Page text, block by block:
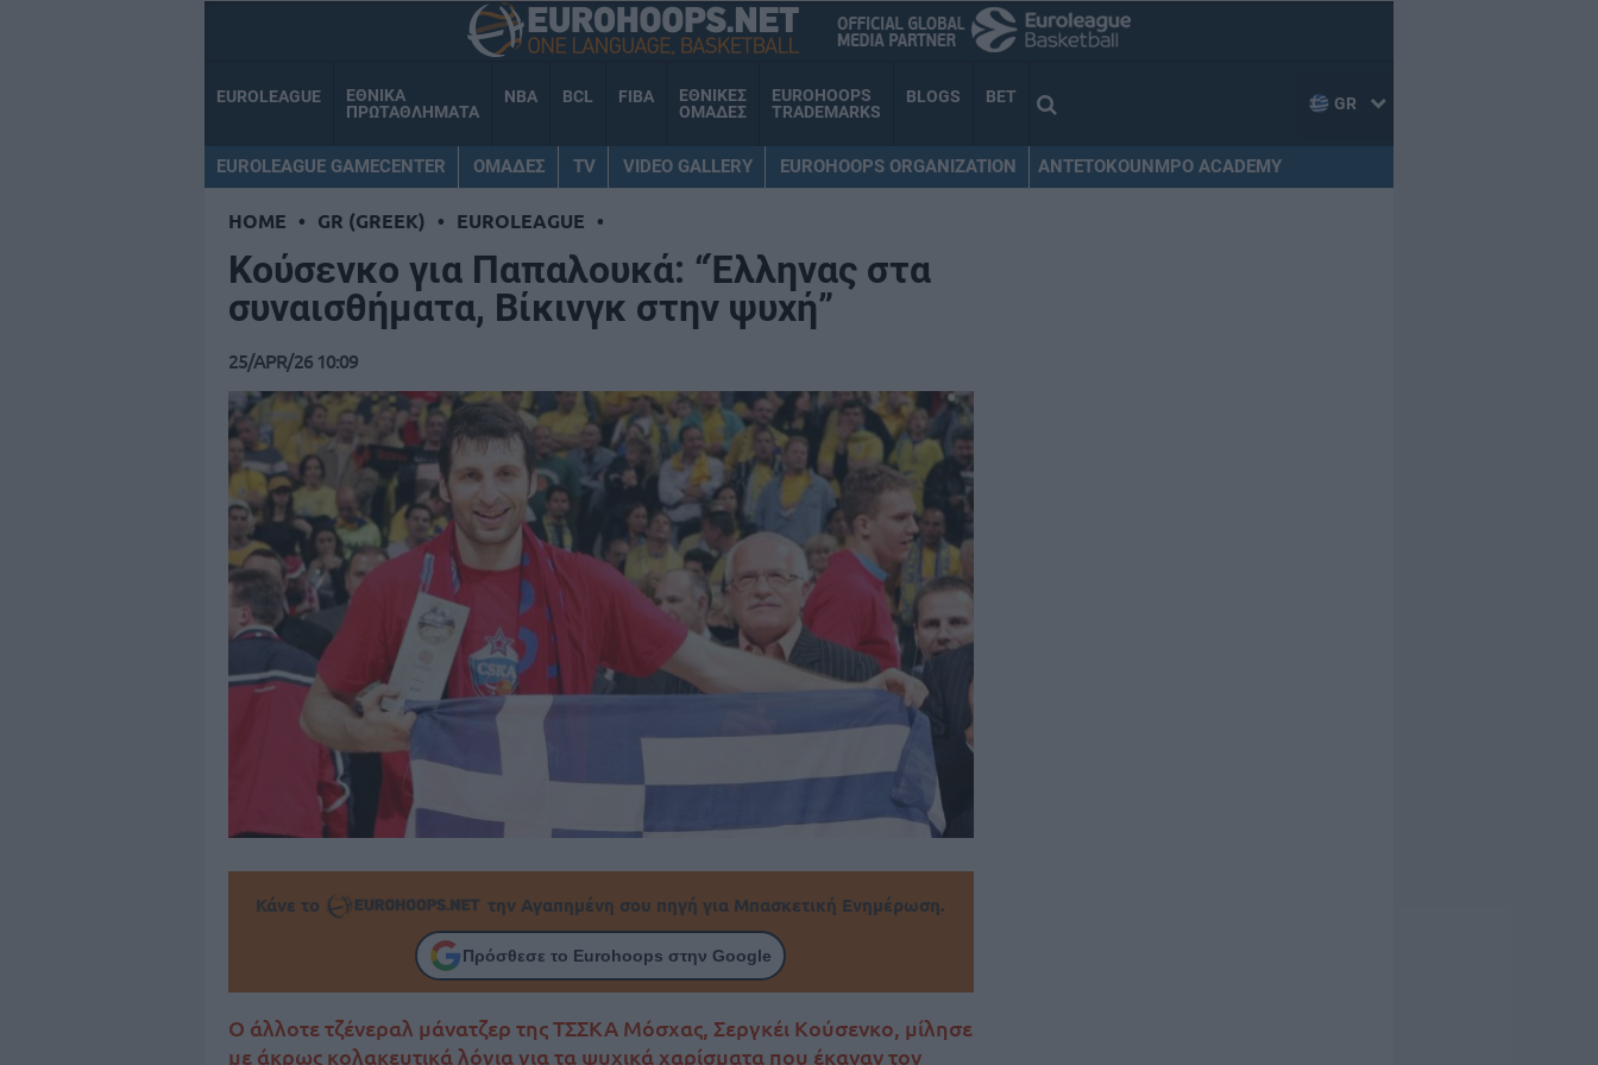
EUROLEAGUE
ΕΘΝΙΚΑ
ΠΡΩΤΑΘΛΗΜΑΤΑ
NBA BCL FIBA
ΕΘΝΙΚΕΣ
ΟΜΑΔΕΣ
EUROHOOPS
TRADEMARKS
BLOGS BET GR
EUROLEAGUE GAMECENTER ΟΜΑΔΕΣ TV VIDEO GALLERY EUROHOOPS ORGANIZATION ANTETOKOUNMPO ACADEMY
HOME • GR (GREEK) • EUROLEAGUE •
Κούσενκο για Παπαλουκά: “Έλληνας στα
συναισθήματα, Βίκινγκ στην ψυχή”
25/APR/26 10:09
Κάνε το την Αγαπημένη σου πηγή για Μπασκετική Ενημέρωση.
Πρόσθεσε το Eurohoops στην Google
Ο άλλοτε τζένεραλ μάνατζερ της ΤΣΣΚΑ Μόσχας, Σεργκέι Κούσενκο, μίλησε
με άκρως κολακευτικά λόγια για τα ψυχικά χαρίσματα που έκαναν τον